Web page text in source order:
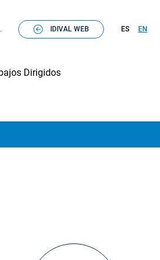
IDIVAL WEB ES EN
Dirigidos